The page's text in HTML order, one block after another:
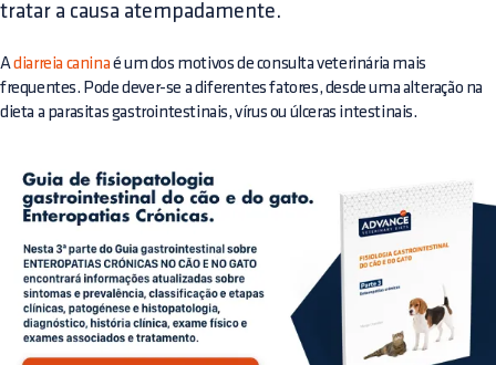
tratar a causa atempadamente.
Adiarreia canina é um dos motivos de consulta veterinária mais
frequentes. Pode dever-se a diferentes fatores, desde uma alteração na
dieta a parasitas gastrointestinais, vírus ou úlceras intestinais.